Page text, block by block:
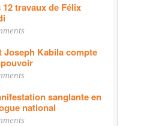
12 travaux de Félix
Joseph Kabila compte
sanglante en
national